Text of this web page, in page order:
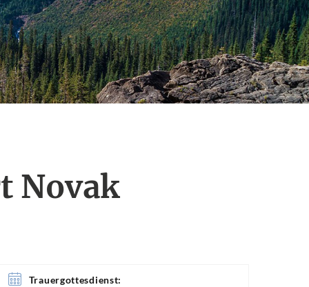
Novak
Trauergottesdienst: